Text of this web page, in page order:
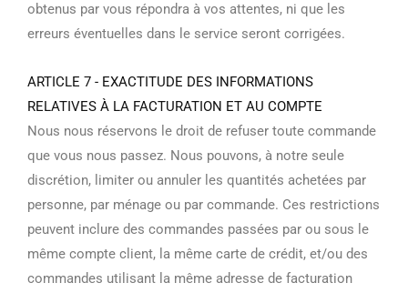
obtenus par vous répondra à vos attentes, ni que les
erreurs éventuelles dans le service seront corrigées.
ARTICLE 7 - EXACTITUDE DES INFORMATIONS
RELATIVES À LA FACTURATION ET AU COMPTE
Nous nous réservons le droit de refuser toute commande
que vous nous passez. Nous pouvons, à notre seule
discrétion, limiter ou annuler les quantités achetées par
personne, par ménage ou par commande. Ces restrictions
peuvent inclure des commandes passées par ou sous le
même compte client, la même carte de crédit, et/ou des
commandes utilisant la même adresse de facturation